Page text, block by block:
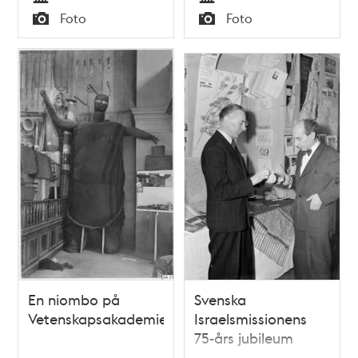
Tid
Typ
Foto Tid
Typ
Foto
En niombo på
Vetenskapsakademien
Svenska
Israelsmissionens
75-års jubileum